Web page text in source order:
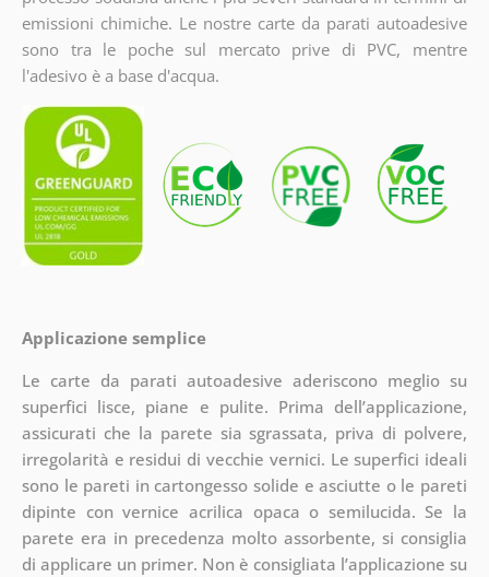
emissioni chimiche. Le nostre carte da parati autoadesive
sono tra le poche sul mercato prive di PVC, mentre
l'adesivo è a base d'acqua.
Applicazione semplice
Le carte da parati autoadesive aderiscono meglio su
superfici lisce, piane e pulite. Prima dell’applicazione,
assicurati che la parete sia sgrassata, priva di polvere,
irregolarità e residui di vecchie vernici. Le superfici ideali
sono le pareti in cartongesso solide e asciutte o le pareti
dipinte con vernice acrilica opaca o semilucida. Se la
parete era in precedenza molto assorbente, si consiglia
di applicare un primer. Non è consigliata l’applicazione su